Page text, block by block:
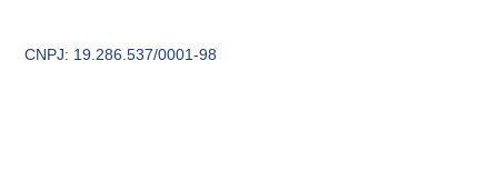
CNPJ: 19.286.537/0001-98